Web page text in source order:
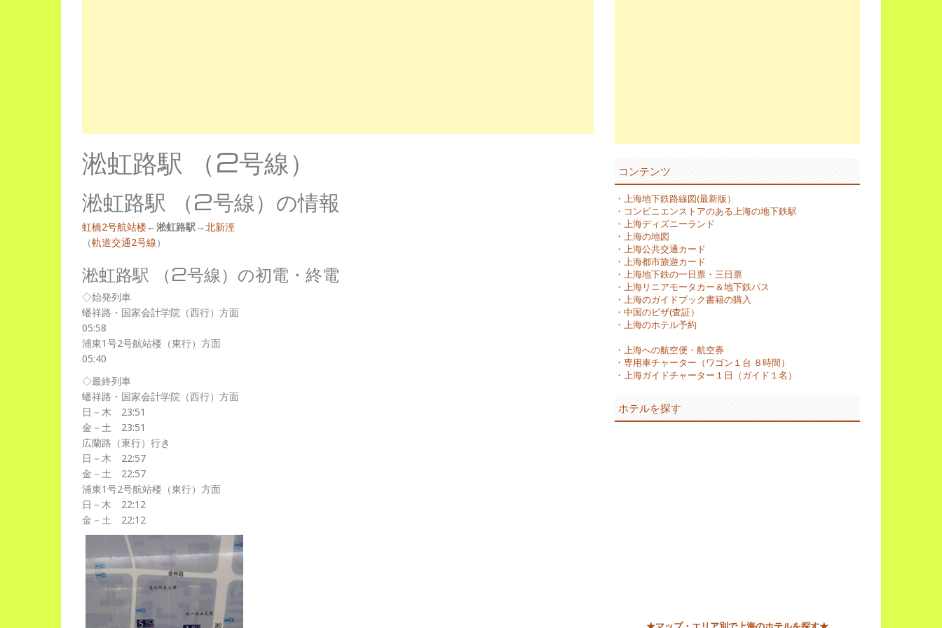
淞虹路駅 （2号線）
淞虹路駅 （2号線）の情報
虹橋2号航站楼 ←淞虹路駅→北新涇
（軌道交通2号線）
淞虹路駅 （2号線）の初電・終電
◇始発列車
蟠祥路・国家会計学院（西行）方面
05:58
浦東1号2号航站楼（東行）方面
05:40
◇最終列車
蟠祥路・国家会計学院（西行）方面
日－木 23:51
金－土 23:51
広蘭路（東行）行き
日－木 22:57
金－土 22:57
浦東1号2号航站楼（東行）方面
日－木 22:12
金－土 22:12
コンテンツ
・ 上海地下鉄路線図(最新版）
・ コンビニエンストアのある上海の地下鉄駅
・ 上海ディズニーランド
・ 上海の地図
・ 上海公共交通カード
・ 上海都市旅遊カード
・ 上海地下鉄の一日票・三日票
・ 上海リニアモータカー＆地下鉄パス
・ 上海のガイドブック書籍の購入
・ 中国のビザ(査証）
・ 上海のホテル予約
・ 上海への航空便・航空券
・ 専用車チャーター（ワゴン１台 ８時間）
・ 上海ガイドチャーター１日（ガイド１名）
ホテルを探す